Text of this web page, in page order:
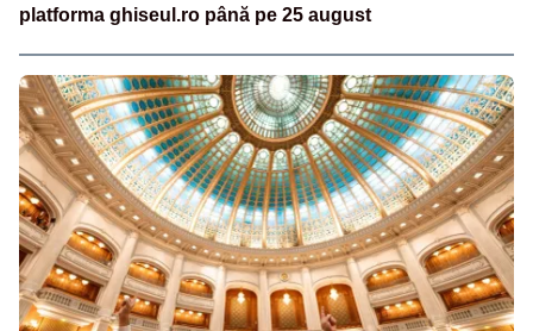
platforma ghiseul.ro până pe 25 august